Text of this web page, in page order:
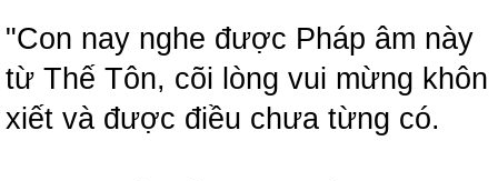
"Con nay nghe được Pháp âm này
từ Thế Tôn, cõi lòng vui mừng khôn
xiết và được điều chưa từng có.